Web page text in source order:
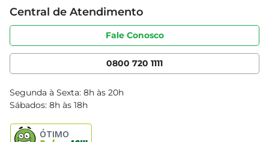
Sobre privacidade
Portal do fornecedor
Cencosud Media
Produtos Bretas
Código de ética
Serviços
Clube Bretas
Blog Bretas
Black Friday
Central de Atendimento
Fale Conosco
0800 720 1111
Segunda à Sexta: 8h às 20h
Sábados: 8h às 18h